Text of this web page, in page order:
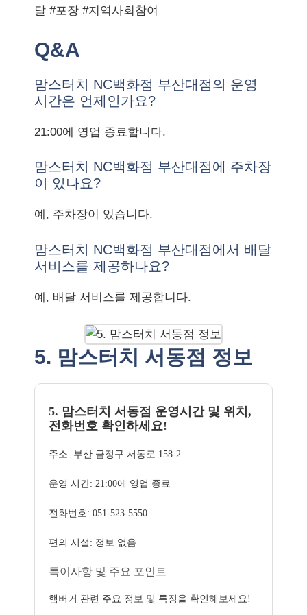
달 #포장 #지역사회참여
Q&A
맘스터치 NC백화점 부산대점의 운영
시간은 언제인가요?
21:00에 영업 종료합니다.
맘스터치 NC백화점 부산대점에 주차장
이 있나요?
예, 주차장이 있습니다.
맘스터치 NC백화점 부산대점에서 배달
서비스를 제공하나요?
예, 배달 서비스를 제공합니다.
5. 맘스터치 서동점 정보
5. 맘스터치 서동점 운영시간 및 위치,
전화번호 확인하세요!
주소: 부산 금정구 서동로 158-2
운영 시간: 21:00에 영업 종료
전화번호: 051-523-5550
편의 시설: 정보 없음
특이사항 및 주요 포인트
햄버거 관련 주요 정보 및 특징을 확인해보세요!